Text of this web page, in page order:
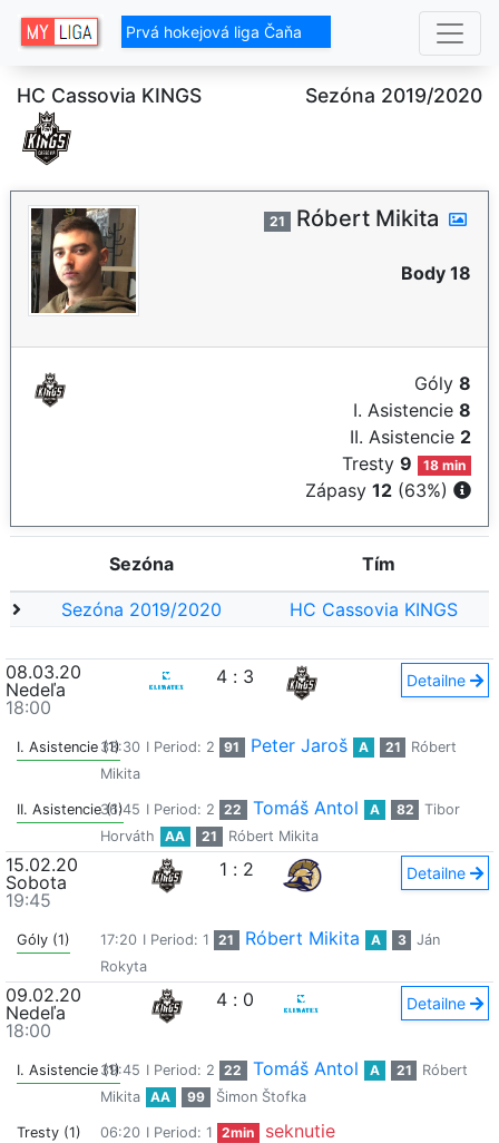
Prvá hokejová liga Čaňa
HC Cassovia KINGS Sezóna 2019/2020
21 Róbert Mikita
Body 18
Góly 8
I. Asistencie 8
II. Asistencie 2
Tresty9 18 min
Zápasy 12 (63%)
Sezóna Tím
Sezóna 2019/2020 HC Cassovia KINGS
08.03.20
Nedeľa
18:00
4 : 3 Detailne
I. Asistencie (1)33:30 I Period: 2 91 Peter Jaroš A 21
Róbert
Mikita
II. Asistencie (1)
36:45 I Period: 2 22 Tomáš Antol A 82
Tibor
Horváth
AA 21 Róbert Mikita
15.02.20
Sobota
19:45
1 : 2 Detailne
Góly (1) 17:20 I Period: 1 21 Róbert Mikita A 3
Ján
Rokyta
09.02.20
Nedeľa
18:00
4 : 0 Detailne
I. Asistencie (1)39:45 I Period: 2 22 Tomáš Antol A 21
Róbert
Mikita
AA 99 Šimon Štofka
Tresty (1) 06:20 I Period: 1 2min
seknutie